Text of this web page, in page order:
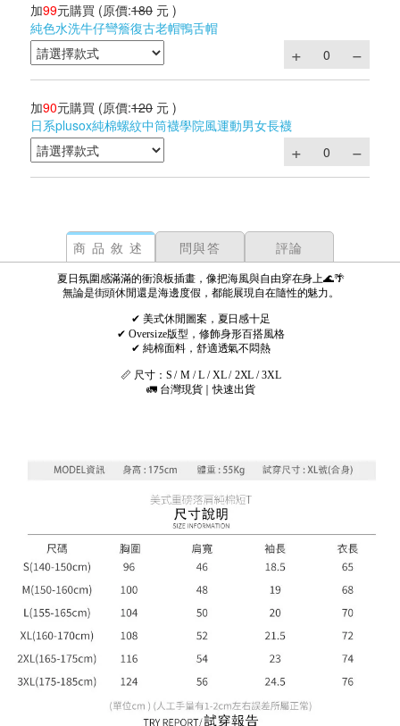
加99元購買 (原價:180 元 )
純色水洗牛仔彎簷復古老帽鴨舌帽
加90元購買 (原價:120 元 )
日系plusox純棉螺紋中筒襪學院風運動男女長襪
商品敘述 問與答 評論